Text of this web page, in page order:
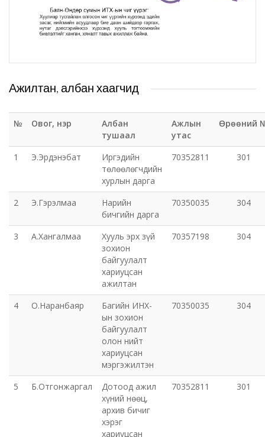
Хүүхэд, гэр бүлийн хөгжил, хамгааллын газар
Цагдаагийн газар
Шүүх шинжилгээний хэлтэс
Шүүхийн шийдвэр гүйцэтгэх газар-437 дугаар
нээлттэй хорих анги
Эрүүл мэндийн газар
Авто тээврийн төв
Мал эмнэлгийн газар
Хүнс, хөдөө аж ахуйн газар
Баян-Өндөр сумын ЗДТГ
Жаргалант сумын ЗДТГ
Орхон аймгийн Иргэний хэргийн давж заалдах
шатны шүүх
Орхон аймгийн Эрүүгийн хэргийн давж заалдах
Ажилтан, албан хаагчид
№ Овог, нэр
Албан
тушаал
Ажлын
утас
Өрөөний
1 Э.Эрдэнэбат
Иргэдийн
төлөөлөгчдийн
хурлын дарга
70352811 301
2 Э.Гэрэлмаа
Нарийн
бичгийн дарга
70350035 304
3 А.Хангалмаа
Хууль эрх зүй
зохион
байгуулалт
хариуцсан
ажилтан
70357198 304
4 О.Наранбаяр
Багийн ИНХ-
ын зохион
байгуулалт
олон нийт
хариуцсан
мэргэжилтэн
70350035 304
5 Б.Отгонжаргал
Дотоод ажил
хүний нөөц,
архив бичиг
хэрэг
хариуцсан
70352811 301